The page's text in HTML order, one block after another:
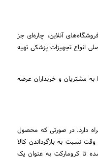
آنلاین، چاره‌ای جز
انواع تجهیزات پزشکی تهیه
مشتریان و خریداران عرضه
دارد. در صورتی که محصول
نسبت به بازگرداندن کالا
تا کرومارکت به عنوان یک